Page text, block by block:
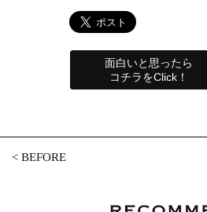
面白いと思ったら
コチラをClick！
<BEFORE